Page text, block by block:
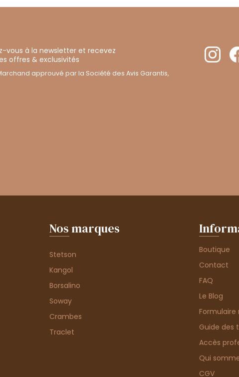
vous à la newsletter et recevez
offres & exclusivités
approuvé par la Société des Avis Garantis,
Nos marques
Stetson
Kangol
Borsalino
Soway
Crambes
Traclet
Boutique
Contact
FAQ
Le Blog
Formulaire
Guide des
Accès
Qui
CGV